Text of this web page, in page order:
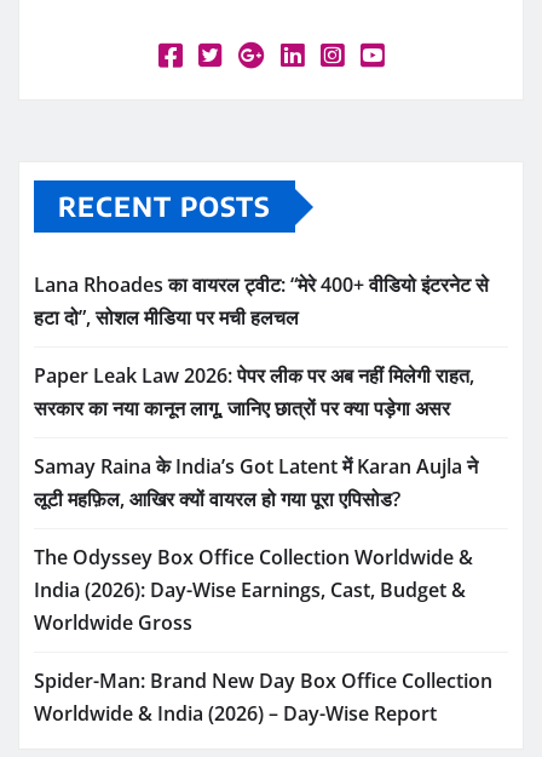
RECENT POSTS
Lana Rhoades का वायरल ट्वीट: “मेरे 400+ वीडियो इंटरनेट से
हटा दो”, सोशल मीडिया पर मची हलचल
Paper Leak Law 2026: पेपर लीक पर अब नहीं मिलेगी राहत,
सरकार का नया कानून लागू, जानिए छात्रों पर क्या पड़ेगा असर
Samay Raina के India’s Got Latent में Karan Aujla ने
लूटी महफ़िल, आखिर क्यों वायरल हो गया पूरा एपिसोड?
The Odyssey Box Office Collection Worldwide &
India (2026): Day-Wise Earnings, Cast, Budget &
Worldwide Gross
Spider-Man: Brand New Day Box Office Collection
Worldwide & India (2026) – Day-Wise Report